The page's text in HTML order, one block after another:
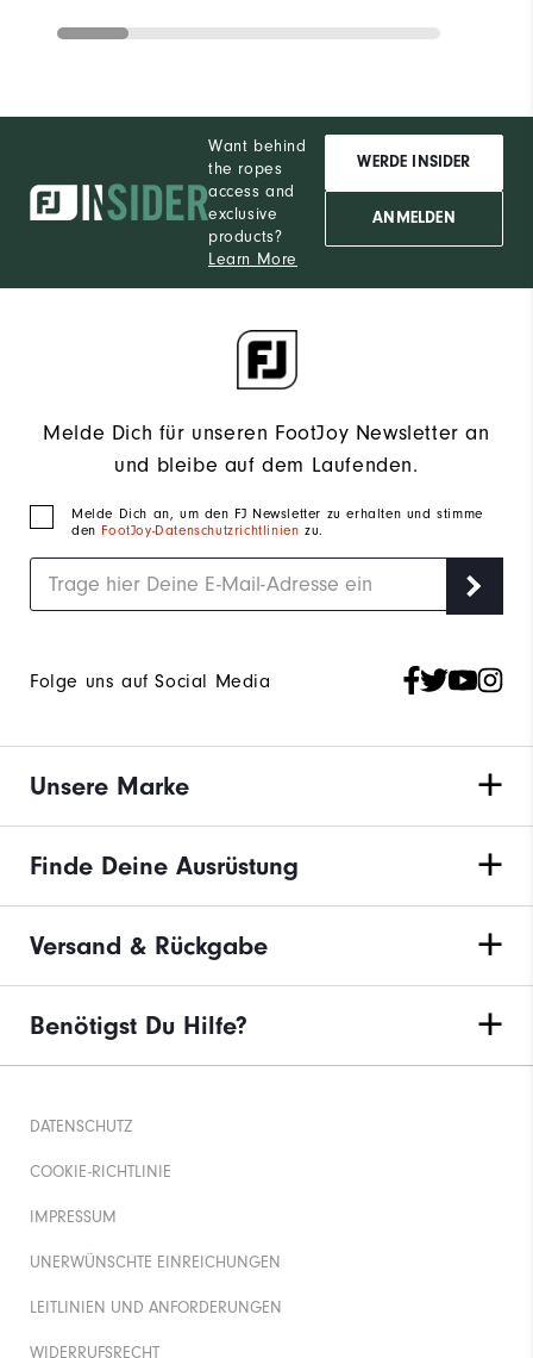
Want behind
the ropes
access and
exclusive
products?
Learn More
WERDE INSIDER
ANMELDEN
Melde Dich für unseren FootJoy Newsletter an
und bleibe auf dem Laufenden.
Melde Dich an, um den FJ Newsletter zu erhalten und stimme
den FootJoy-Datenschutzrichtlinienzu.
Folge uns auf Social Media
Unsere Marke
Finde Deine Ausrüstung
Versand & Rückgabe
Benötigst Du Hilfe?
DATENSCHUTZ
COOKIE-RICHTLINIE
IMPRESSUM
UNERWÜNSCHTE EINREICHUNGEN
LEITLINIEN UND ANFORDERUNGEN
WIDERRUFSRECHT